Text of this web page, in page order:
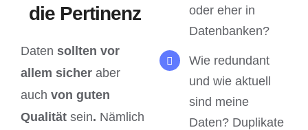
die Pertinenz
Daten sollten vor
allem sicher aber
auch von guten
Qualität sein. Nämlich
oder eher in
Datenbanken?
Wie redundant
und wie aktuell
sind meine
Daten? Duplikate